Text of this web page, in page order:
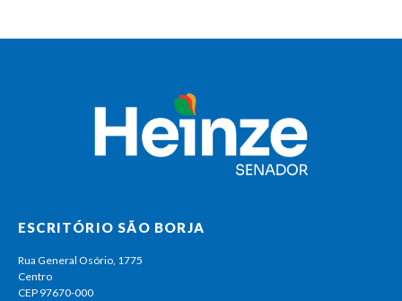
ESCRITÓRIO SÃO BORJA
Rua General Osório, 1775
Centro
CEP 97670-000